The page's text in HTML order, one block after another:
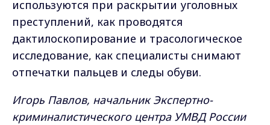
используются при раскрытии уголовных
преступлений, как проводятся
дактилоскопирование и трасологическое
исследование, как специалисты снимают
отпечатки пальцев и следы обуви.
Игорь Павлов, начальник Экспертно-
криминалистического центра УМВД России